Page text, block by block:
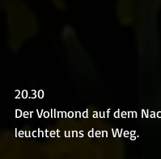
20.30
Der Vollmond auf dem
leuchtet uns den Weg.